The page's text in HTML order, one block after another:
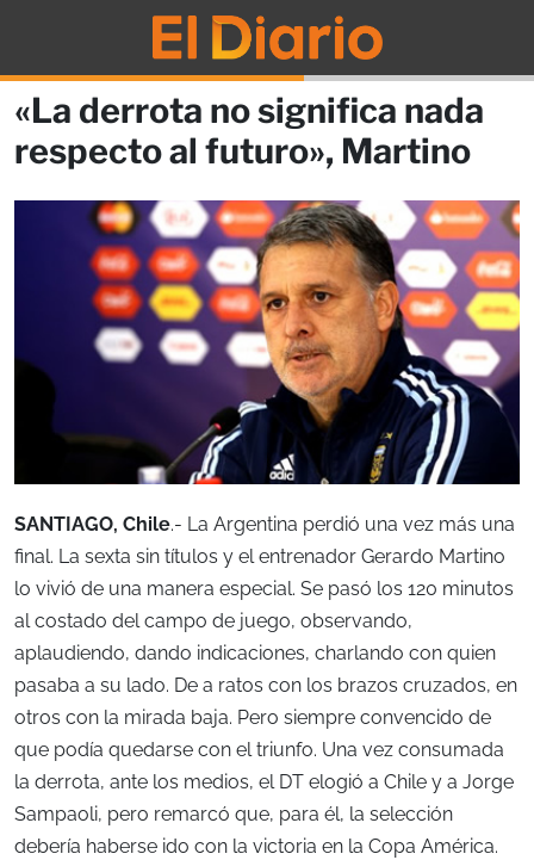
«La derrota no significa nada
respecto al futuro», Martino
SANTIAGO, Chile.- La Argentina perdió una vez más una
final. La sexta sin títulos y el entrenador Gerardo Martino
lo vivió de una manera especial. Se pasó los 120 minutos
al costado del campo de juego, observando,
aplaudiendo, dando indicaciones, charlando con quien
pasaba a su lado. De a ratos con los brazos cruzados, en
otros con la mirada baja. Pero siempre convencido de
que podía quedarse con el triunfo. Una vez consumada
la derrota, ante los medios, el DT elogió a Chile y a Jorge
Sampaoli, pero remarcó que, para él, la selección
debería haberse ido con la victoria en la Copa América.